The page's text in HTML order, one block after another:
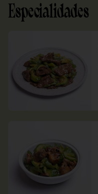
Especialidades